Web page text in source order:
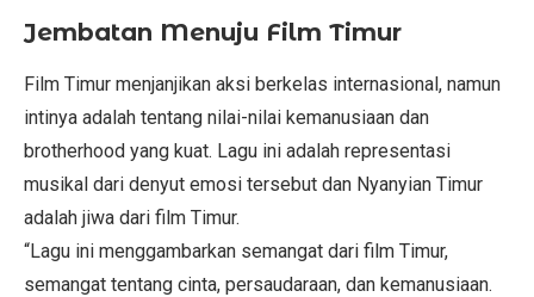
Jembatan Menuju Film Timur
Film Timur menjanjikan aksi berkelas internasional, namun
intinya adalah tentang nilai-nilai kemanusiaan dan
brotherhood yang kuat. Lagu ini adalah representasi
musikal dari denyut emosi tersebut dan Nyanyian Timur
adalah jiwa dari film Timur.
“Lagu ini menggambarkan semangat dari film Timur,
semangat tentang cinta, persaudaraan, dan kemanusiaan.